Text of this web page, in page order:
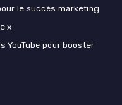
le succès marketing
x
YouTube pour booster